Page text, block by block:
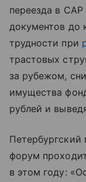
переезда в
документов до
трудности при
трастовых
за рубежом,
имущества
рублей и
форум
в этом году: